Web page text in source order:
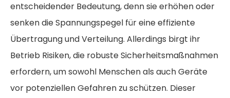
entscheidender Bedeutung, denn sie erhöhen oder
senken die Spannungspegel für eine effiziente
Übertragung und Verteilung. Allerdings birgt ihr
Betrieb Risiken, die robuste Sicherheitsmaßnahmen
erfordern, um sowohl Menschen als auch Geräte
vor potenziellen Gefahren zu schützen. Dieser